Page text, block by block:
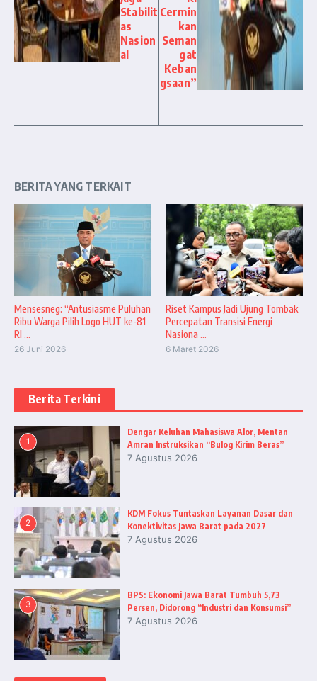
Stabilit
as
Nasion
al
Cermin
kan
Seman
gat
Keban
gsaan”
BERITA YANG TERKAIT
Mensesneg: “Antusiasme Puluhan
Ribu Warga Pilih Logo HUT ke-81
RI ...
26 Juni 2026
Riset Kampus Jadi Ujung Tombak
Percepatan Transisi Energi
Nasiona ...
6 Maret 2026
Berita Terkini
1
Dengar Keluhan Mahasiswa Alor, Mentan
Amran Instruksikan “Bulog Kirim Beras”
7 Agustus 2026
2
KDM Fokus Tuntaskan Layanan Dasar dan
Konektivitas Jawa Barat pada 2027
7 Agustus 2026
3
BPS: Ekonomi Jawa Barat Tumbuh 5,73
Persen, Didorong “Industri dan Konsumsi”
7 Agustus 2026